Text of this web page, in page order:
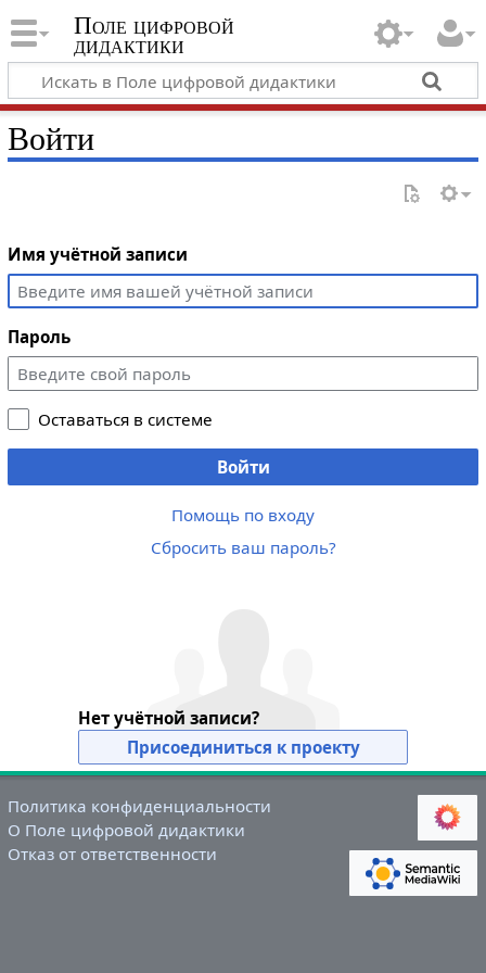
Поле цифровой
дидактики
Войти
Имя учётной записи
Пароль
Оставаться в системе
Войти
Помощь по входу
Сбросить ваш пароль?
Нет учётной записи?
Присоединиться к проекту
Политика конфиденциальности
О Поле цифровой дидактики
Отказ от ответственности